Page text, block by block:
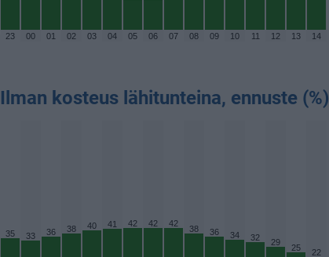
23 00 01 02 03 04 05 06 07 08 09 10 11 12 13 14
Ilman kosteus lähitunteina, ennuste (%)
35 33 36 38 40 41 42 42 42
38 36 34 32 29
25 22